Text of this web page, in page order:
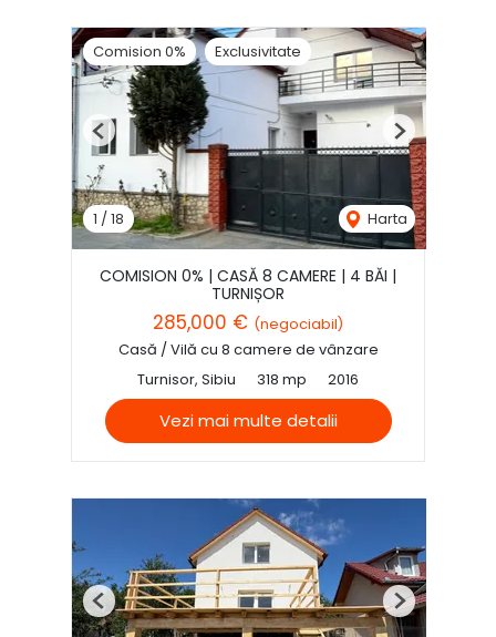
Comision 0% Exclusivitate
1 / 18 Harta
Previous Next
COMISION 0% | CASĂ 8 CAMERE | 4 BĂI |
TURNIȘOR
285,000 € (negociabil)
Casă / Vilă cu 8 camere de vânzare
Turnisor, Sibiu
318 mp 2016
Vezi mai multe detalii
Previous Next